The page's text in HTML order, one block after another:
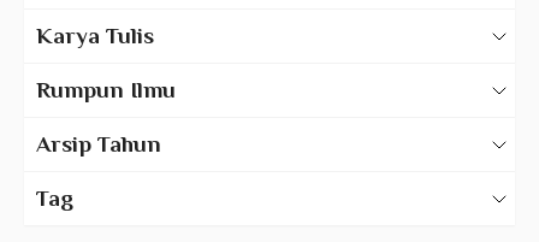
Karya Tulis
Rumpun Ilmu
Arsip Tahun
Tag